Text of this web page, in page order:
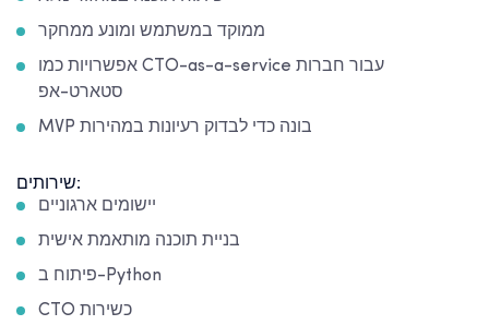
ממוקד במשתמש ומונע ממחקר
אפשרויות כמו CTO-as-a-service עבור חברות
סטארט-אפ
MVP בונה כדי לבדוק רעיונות במהירות
שירותים:
יישומים ארגוניים
בניית תוכנה מותאמת אישית
פיתוח ב-Python
CTO כשירות